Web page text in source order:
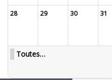
28 29 30 31
Toutes…